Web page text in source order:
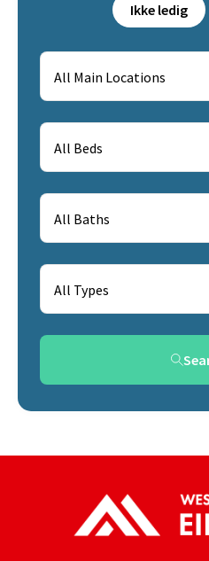
Ikke ledig
All Main Locations
All Beds
All Baths
All Types